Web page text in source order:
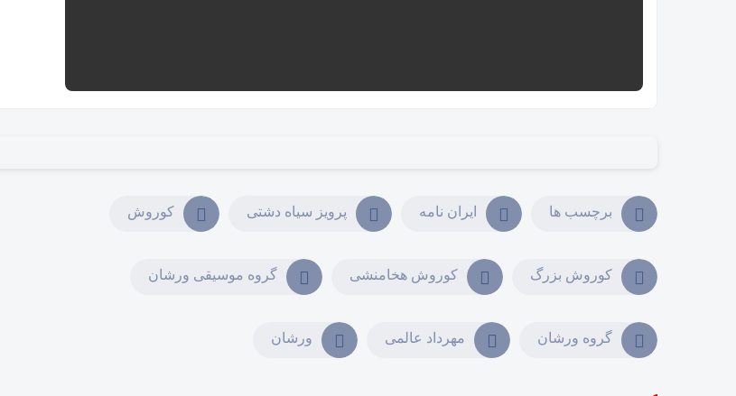
برچسب ها ایران نامه پرویز سیاه دشتی کوروش
کوروش بزرگ کوروش هخامنشی گروه موسیقی ورشان
گروه ورشان مهرداد عالمی ورشان